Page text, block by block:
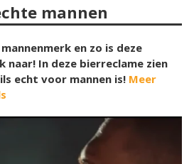
mannen
en zo is deze
naar! In deze bierreclame zien
echt voor mannen is! Meer